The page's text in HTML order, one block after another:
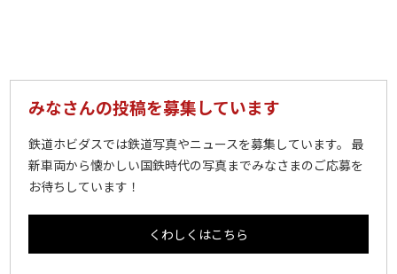
みなさんの投稿を募集しています
鉄道ホビダスでは鉄道写真やニュースを募集しています。 最
新車両から懐かしい国鉄時代の写真までみなさまのご応募を
お待ちしています！
くわしくはこちら